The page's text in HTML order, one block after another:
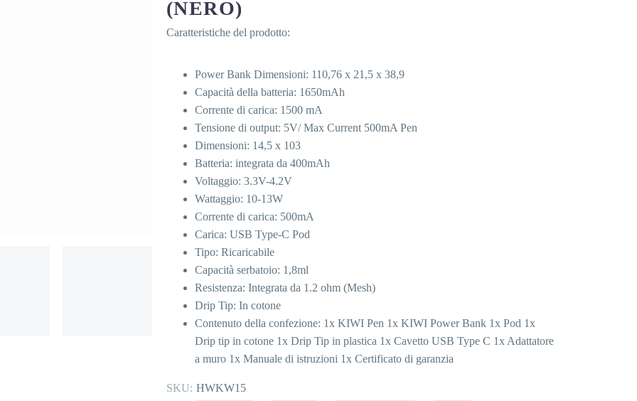
(NERO)
Caratteristiche del prodotto:
Power Bank Dimensioni: 110,76 x 21,5 x 38,9
Capacità della batteria: 1650mAh
Corrente di carica: 1500 mA
Tensione di output: 5V/ Max Current 500mA Pen
Dimensioni: 14,5 x 103
Batteria: integrata da 400mAh
Voltaggio: 3.3V-4.2V
Wattaggio: 10-13W
Corrente di carica: 500mA
Carica: USB Type-C Pod
Tipo: Ricaricabile
Capacità serbatoio: 1,8ml
Resistenza: Integrata da 1.2 ohm (Mesh)
Drip Tip: In cotone
Contenuto della confezione: 1x KIWI Pen 1x KIWI Power Bank 1x Pod 1x
Drip tip in cotone 1x Drip Tip in plastica 1x Cavetto USB Type C 1x Adattatore
a muro 1x Manuale di istruzioni 1x Certificato di garanzia
SKU: HWKW15